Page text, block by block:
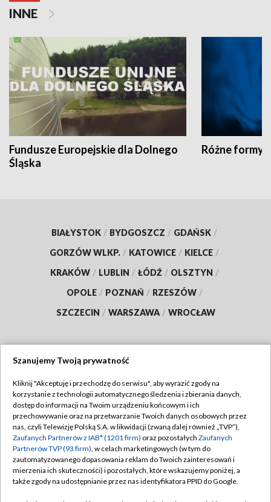
INNE
Fundusze Europejskie dla Dolnego
Śląska
Różne formy
BIAŁYSTOK / BYDGOSZCZ / GDAŃSK /
GORZÓW WLKP. / KATOWICE / KIELCE /
KRAKÓW / LUBLIN / ŁÓDŹ / OLSZTYN /
OPOLE / POZNAŃ / RZESZÓW /
SZCZECIN / WARSZAWA / WROCŁAW
TVP
Abonament TVP
Emisja w TVP
Centrum informacji TVP
Naziemna Telewizja Cyfrowa
Regulamin TVP
Polityka prywatności
Moje zgody
Pomoc
Szanujemy Twoją prywatność
Kliknij "Akceptuję i przechodzę do serwisu", aby wyrazić zgody na
korzystanie z technologii automatycznego śledzenia i zbierania danych,
dostęp do informacji na Twoim urządzeniu końcowym i ich
przechowywanie oraz na przetwarzanie Twoich danych osobowych przez
nas, czyli Telewizję Polską S.A. w likwidacji (zwaną dalej również „TVP”),
Zaufanych Partnerów z IAB* (1201 firm) oraz pozostałych Zaufanych
Partnerów TVP (93 firm), w celach marketingowych (w tym do
zautomatyzowanego dopasowania reklam do Twoich zainteresowań i
mierzenia ich skuteczności) i pozostałych, które wskazujemy poniżej, a
także zgody na udostępnianie przez nas identyfikatora PPID do Google.